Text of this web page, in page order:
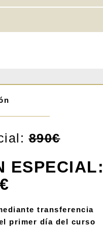
890€
transferencia
primer día del curso